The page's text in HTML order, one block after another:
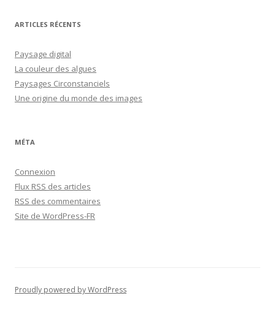
ARTICLES RÉCENTS
Paysage digital
La couleur des algues
Paysages Circonstanciels
Une origine du monde des images
MÉTA
Connexion
Flux RSS des articles
RSS des commentaires
Site de WordPress-FR
Proudly powered by WordPress